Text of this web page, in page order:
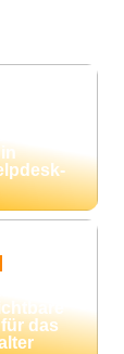
das